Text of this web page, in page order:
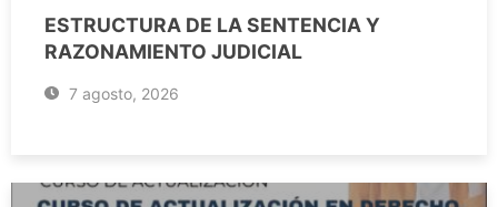
ESTRUCTURA DE LA SENTENCIA Y
RAZONAMIENTO JUDICIAL
7 agosto, 2026